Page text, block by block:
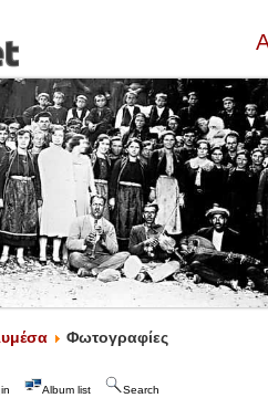
Φωτογραφίες
Album list Search